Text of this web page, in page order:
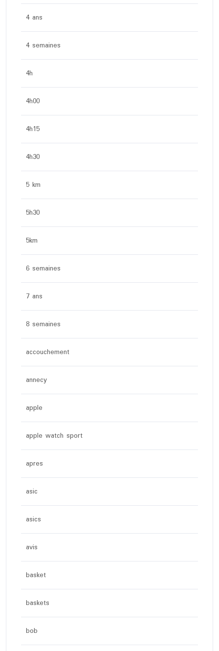
4 ans
4 semaines
4h
4h00
4h15
4h30
5 km
5h30
5km
6 semaines
7 ans
8 semaines
accouchement
annecy
apple
apple watch sport
apres
asic
asics
avis
basket
baskets
bob